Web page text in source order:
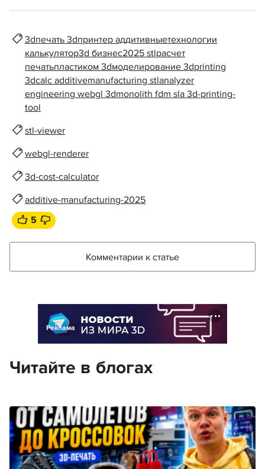
3dпечать 3dпринтер аддитивныетехнологии
калькулятор3d бизнес2025 stlрасчет
печатьпластиком 3dмоделирование 3dprinting
3dcalc additivemanufacturing stlanalyzer
engineering webgl 3dmonolith fdm sla 3d-printing-
tool
stl-viewer
webgl-renderer
3d-cost-calculator
additive-manufacturing-2025
5
Комментарии к статье
Реклама
Читайте в блогах